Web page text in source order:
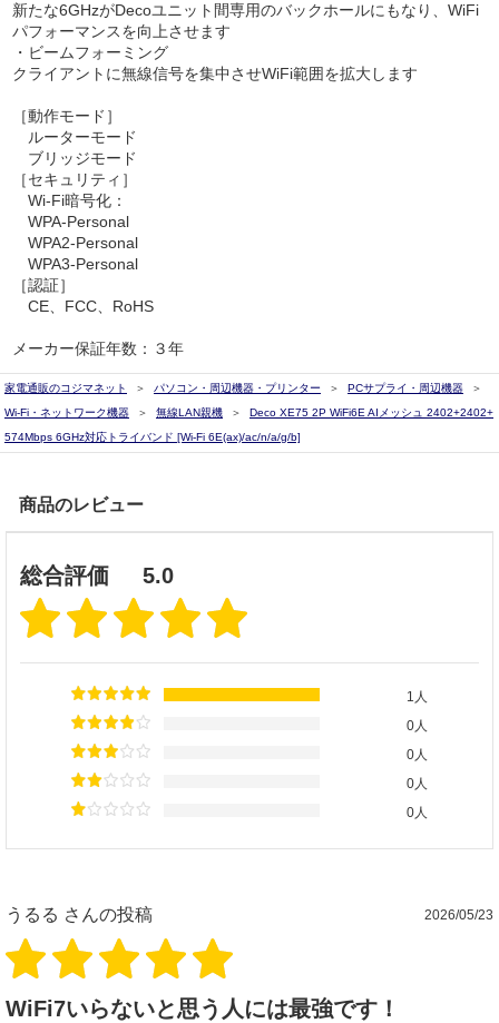
新たな6GHzがDecoユニット間専用のバックホールにもなり、WiFi
パフォーマンスを向上させます
・ビームフォーミング
クライアントに無線信号を集中させWiFi範囲を拡大します
［動作モード］
ルーターモード
ブリッジモード
［セキュリティ］
Wi-Fi暗号化：
WPA-Personal
WPA2-Personal
WPA3-Personal
［認証］
CE、FCC、RoHS
メーカー保証年数：３年
家電通販のコジマネット パソコン・周辺機器・プリンター
PCサプライ・周辺機器
Wi-Fi・ネットワーク機器
無線LAN親機
Deco XE75 2P WiFi6E AIメッシュ 2402+2402+
574Mbps 6GHz対応トライバンド [Wi-Fi 6E(ax)/ac/n/a/g/b]
商品のレビュー
総合評価 5.0
1人
0人
0人
0人
0人
うるる さんの投稿 2026/05/23
WiFi7いらないと思う人には最強です！